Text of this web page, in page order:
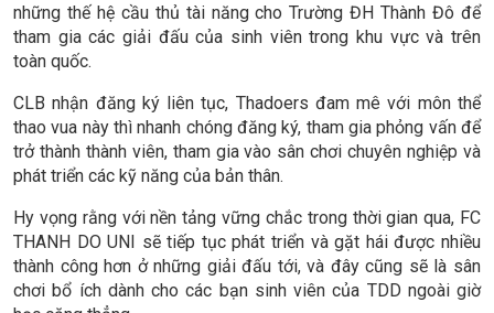
những thế hệ cầu thủ tài năng cho Trường ĐH Thành Đô để
tham gia các giải đấu của sinh viên trong khu vực và trên
toàn quốc.
CLB nhận đăng ký liên tục, Thadoers đam mê với môn thể
thao vua này thì nhanh chóng đăng ký, tham gia phỏng vấn để
trở thành thành viên, tham gia vào sân chơi chuyên nghiệp và
phát triển các kỹ năng của bản thân.
Hy vọng rằng với nền tảng vững chắc trong thời gian qua, FC
THANH DO UNI sẽ tiếp tục phát triển và gặt hái được nhiều
thành công hơn ở những giải đấu tới, và đây cũng sẽ là sân
chơi bổ ích dành cho các bạn sinh viên của TDD ngoài giờ